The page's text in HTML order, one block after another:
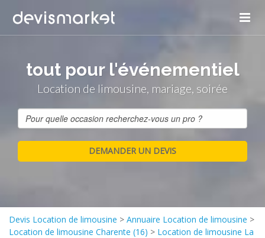
tout pour l'événementiel
Location de limousine, mariage, soirée
Devis Location de limousine > Annuaire Location de limousine >
Location de limousine Charente (16) > Location de limousine La